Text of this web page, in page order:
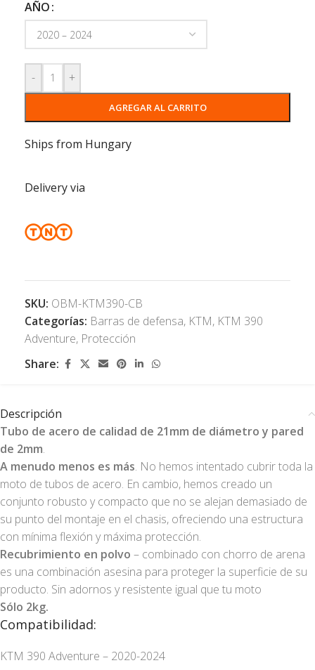
AÑO
- +
AGREGAR AL CARRITO
Ships from Hungary
Delivery via
SKU: OBM-KTM390-CB
Categorías: Barras de defensa, KTM, KTM 390
Adventure, Protección
Share:
Descripción
Tubo de acero de calidad de 21mm de diámetro y pared
de 2mm.
A menudo menos es más. No hemos intentado cubrir toda la
moto de tubos de acero. En cambio, hemos creado un
conjunto robusto y compacto que no se alejan demasiado de
su punto del montaje en el chasis, ofreciendo una estructura
con mínima flexión y máxima protección.
Recubrimiento en polvo – combinado con chorro de arena
es una combinación asesina para proteger la superficie de su
producto. Sin adornos y resistente igual que tu moto
Sólo 2kg.
Compatibilidad:
KTM 390 Adventure – 2020-2024